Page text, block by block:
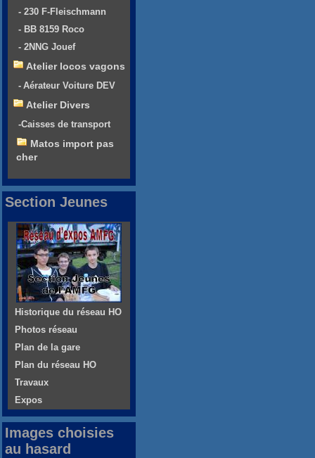
- 230 F-Fleischmann
- BB 8159 Roco
- 2NNG Jouef
Atelier locos vagons
- Aérateur Voiture DEV
Atelier Divers
-Caisses de transport
Matos import pas
cher
Section Jeunes
Historique du réseau HO
Photos réseau
Plan de la gare
Plan du réseau HO
Travaux
Expos
Images choisies
au hasard